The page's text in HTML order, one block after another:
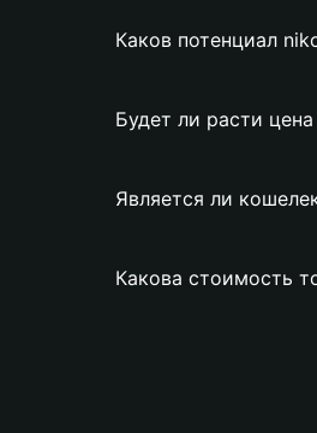
Каков потенциал
Будет ли расти
Является ли
Какова стоимость